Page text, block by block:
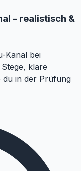
– realistisch &
Kanal bei
klare
du in der Prüfung